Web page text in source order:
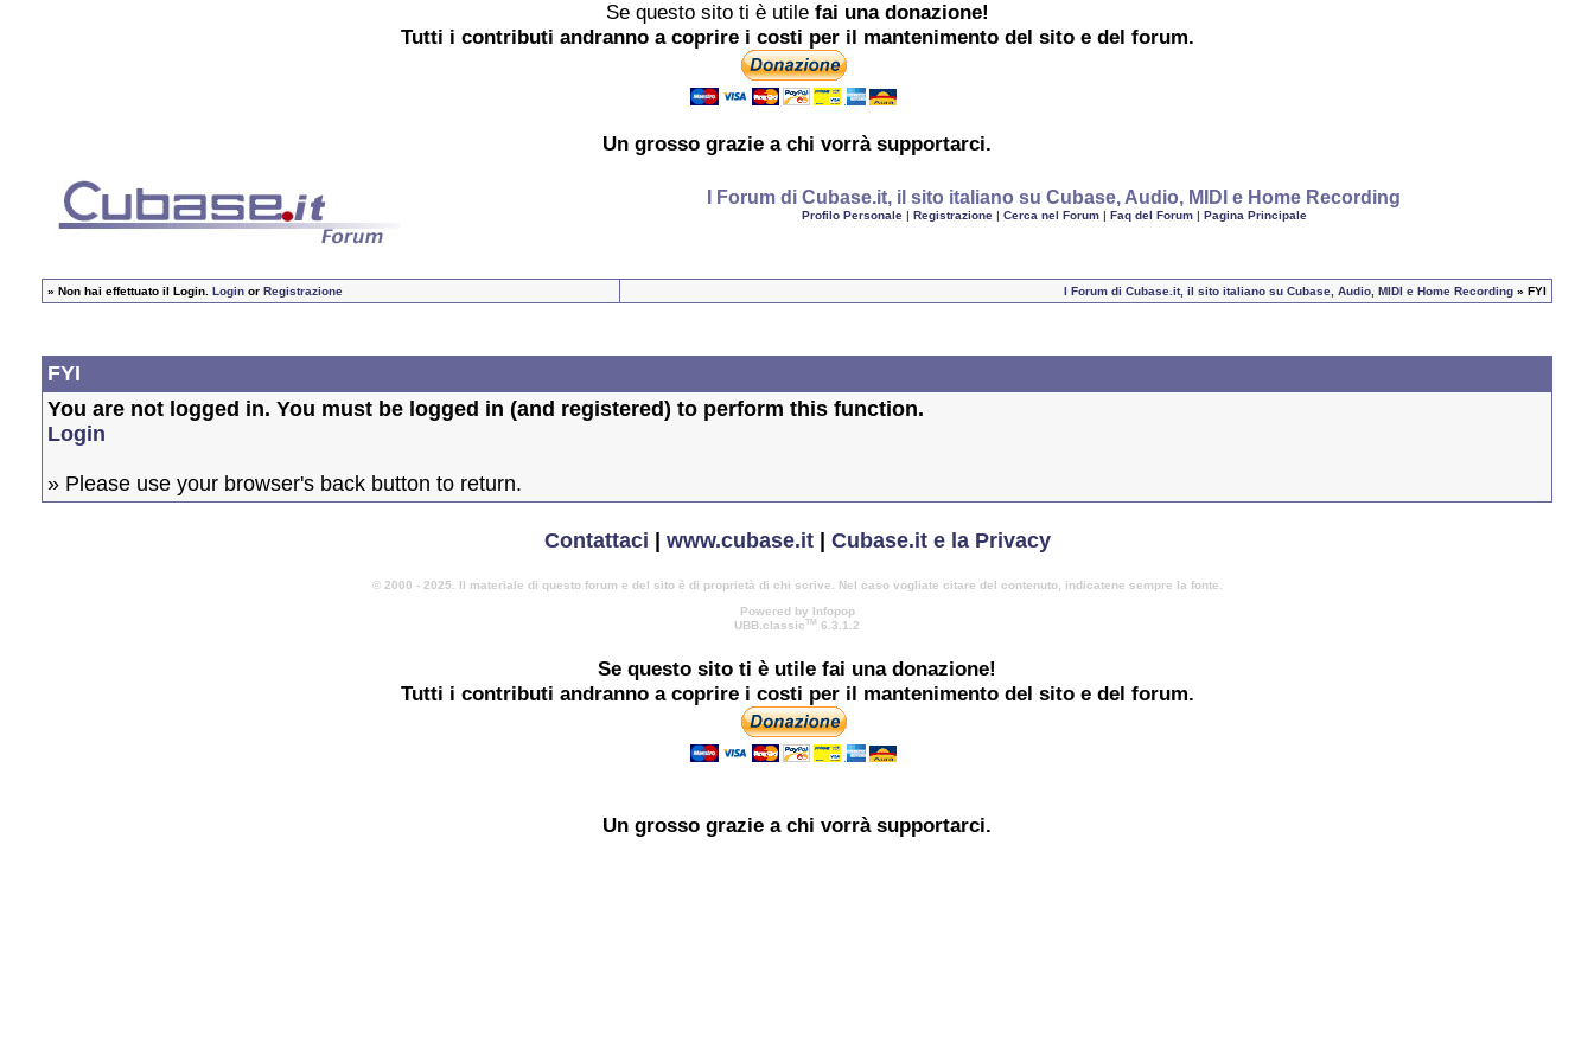
Se questo sito ti è utile fai una donazione!
Tutti i contributi andranno a coprire i costi per il mantenimento del sito e del forum.
Un grosso grazie a chi vorrà supportarci.
I Forum di Cubase.it, il sito italiano su Cubase, Audio, MIDI e Home Recording
Profilo Personale| Registrazione| Cerca nel Forum| Faq del Forum| Pagina Principale
» Non hai effettuato il Login. Login or Registrazione I Forum di Cubase.it, il sito italiano su Cubase, Audio, MIDI e Home Recording » FYI
FYI
You are not logged in. You must be logged in (and registered) to perform this function.
Login
» Please use your browser's back button to return.
Contattaci www.cubase.it| Cubase.it e la Privacy
© 2000 - 2025. Il materiale di questo forum e del sito è di proprietà di chi scrive. Nel caso vogliate citare del contenuto, indicatene sempre la fonte.
Powered by Infopop
UBB.classicTM 6.3.1.2
Se questo sito ti è utile fai una donazione!
Tutti i contributi andranno a coprire i costi per il mantenimento del sito e del forum.
Un grosso grazie a chi vorrà supportarci.